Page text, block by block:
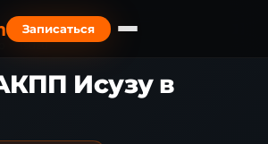
Записаться
› Isuzu
Исузу в